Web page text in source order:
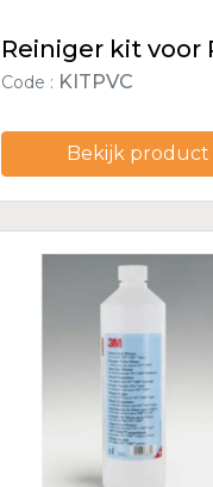
Reiniger kit voor
Code : KITPVC
Bekijk product